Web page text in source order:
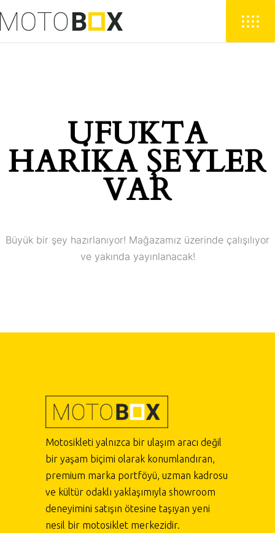
UFUKTA
HARIKA ŞEYLER
VAR
Büyük bir şey hazırlanıyor! Mağazamız üzerinde çalışılıyor
ve yakında yayınlanacak!
Motosikleti yalnızca bir ulaşım aracı değil
bir yaşam biçimi olarak konumlandıran,
premium marka portföyü, uzman kadrosu
ve kültür odaklı yaklaşımıyla showroom
deneyimini satışın ötesine taşıyan yeni
nesil bir motosiklet merkezidir.